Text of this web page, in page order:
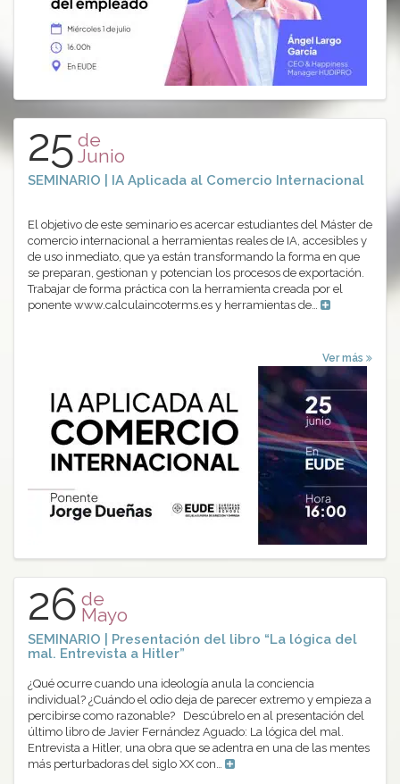
25 de
Junio
SEMINARIO | IA Aplicada al Comercio Internacional
El objetivo de este seminario es acercar estudiantes del Máster de
comercio internacional a herramientas reales de IA, accesibles y
de uso inmediato, que ya están transformando la forma en que
se preparan, gestionan y potencian los procesos de exportación.
Trabajar de forma práctica con la herramienta creada por el
ponente www.calculaincoterms.es y herramientas de…
Ver más
26 de
Mayo
SEMINARIO | Presentación del libro “La lógica del
mal. Entrevista a Hitler”
¿Qué ocurre cuando una ideología anula la conciencia
individual? ¿Cuándo el odio deja de parecer extremo y empieza a
percibirse como razonable? Descúbrelo en al presentación del
último libro de Javier Fernández Aguado: La lógica del mal.
Entrevista a Hitler, una obra que se adentra en una de las mentes
más perturbadoras del siglo XX con…